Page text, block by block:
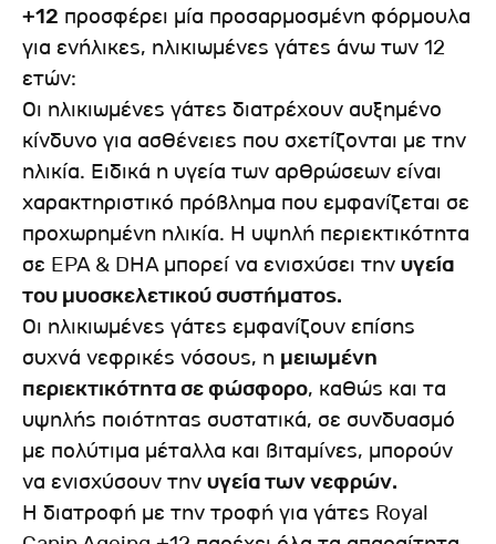
+12 προσφέρει μία προσαρμοσμένη φόρμουλα
για ενήλικες, ηλικιωμένες γάτες άνω των 12
ετών:
Οι ηλικιωμένες γάτες διατρέχουν αυξημένο
κίνδυνο για ασθένειες που σχετίζονται με την
ηλικία. Ειδικά η υγεία των αρθρώσεων είναι
χαρακτηριστικό πρόβλημα που εμφανίζεται σε
προχωρημένη ηλικία. Η υψηλή περιεκτικότητα
σε EPA & DHA μπορεί να ενισχύσει την υγεία
του μυοσκελετικού συστήματος.
Οι ηλικιωμένες γάτες εμφανίζουν επίσης
συχνά νεφρικές νόσους, η μειωμένη
περιεκτικότητα σε φώσφορο, καθώς και τα
υψηλής ποιότητας συστατικά, σε συνδυασμό
με πολύτιμα μέταλλα και βιταμίνες, μπορούν
να ενισχύσουν την υγεία των νεφρών.
Η διατροφή με την τροφή για γάτες Royal